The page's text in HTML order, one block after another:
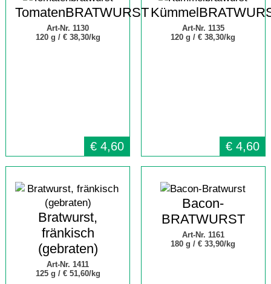
TomatenBRATWURST
Art-Nr. 1130
120 g / € 38,30/kg
€ 4,60
Art-Nr. 1135
120 g /€ 38,30/kg
€ 4,60
Bratwurst,
fränkisch
(gebraten)
Art-Nr. 1411
125 g / € 51,60/kg
Bacon-
BRATWURST
Art-Nr. 1161
180 g /€ 33,90/kg